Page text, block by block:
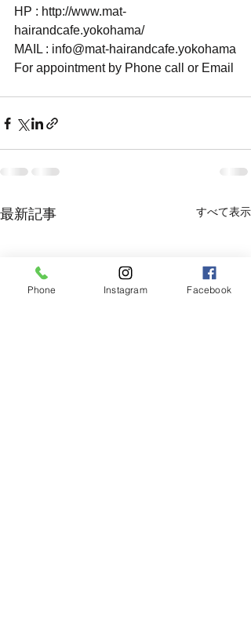
HP : http://www.mat-
hairandcafe.yokohama/
MAIL : info@mat-hairandcafe.yokohama
For appointment by Phone call or Email
最新記事 すべて表示
Phone Instagram Facebook